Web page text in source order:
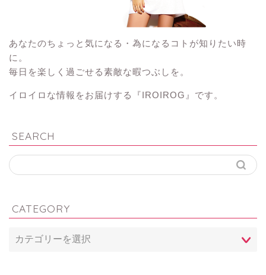
あなたのちょっと気になる・為になるコトが知りたい時
に。
毎日を楽しく過ごせる素敵な暇つぶしを。
イロイロな情報をお届けする『IROIROG』です。
SEARCH
CATEGORY